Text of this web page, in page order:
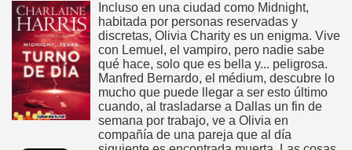
Incluso en una ciudad como Midnight,
habitada por personas reservadas y
discretas, Olivia Charity es un enigma. Vive
con Lemuel, el vampiro, pero nadie sabe
qué hace, solo que es bella y... peligrosa.
Manfred Bernardo, el médium, descubre lo
mucho que puede llegar a ser esto último
cuando, al trasladarse a Dallas un fin de
semana por trabajo, ve a Olivia en
compañía de una pareja que al día